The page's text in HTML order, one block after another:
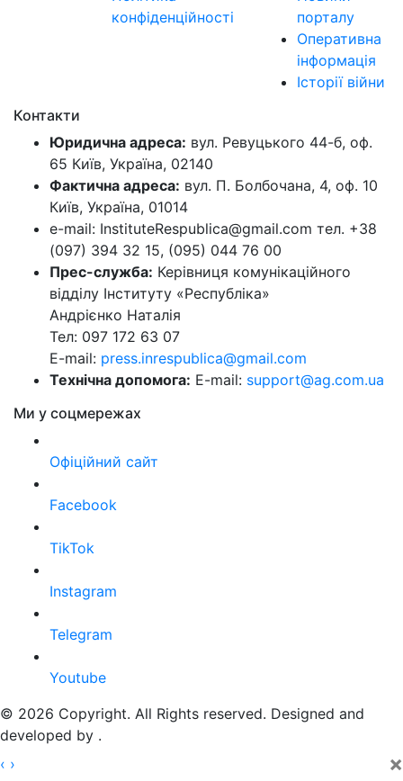
конфіденційності
порталу
Оперативна
інформація
Історії війни
Контакти
Юридична адреса: вул. Ревуцького 44-б, оф.
65 Київ, Україна, 02140
Фактична адреса: вул. П. Болбочана, 4, оф. 10
Київ, Україна, 01014
e-mail: InstituteRespublica@gmail.com тел. +38
(097) 394 32 15, (095) 044 76 00
Прес-служба: Керівниця комунікаційного
відділу Інституту «Республіка»
Андрієнко Наталія
Тел: 097 172 63 07
E-mail: press.inrespublica@gmail.com
Технічна допомога: E-mail: support@ag.com.ua
Ми у соцмережах
Офіційний сайт
Facebook
TikTok
Instagram
Telegram
Youtube
© 2026 Copyright. All Rights reserved. Designed and
developed by .
‹ › ×